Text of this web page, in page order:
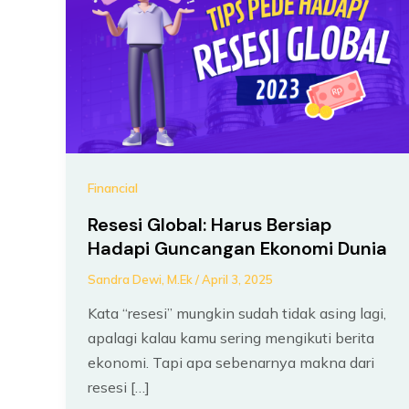
Financial
Resesi Global: Harus Bersiap
Hadapi Guncangan Ekonomi Dunia
Sandra Dewi, M.Ek/April 3, 2025
Kata “resesi” mungkin sudah tidak asing lagi,
apalagi kalau kamu sering mengikuti berita
ekonomi. Tapi apa sebenarnya makna dari
resesi […]